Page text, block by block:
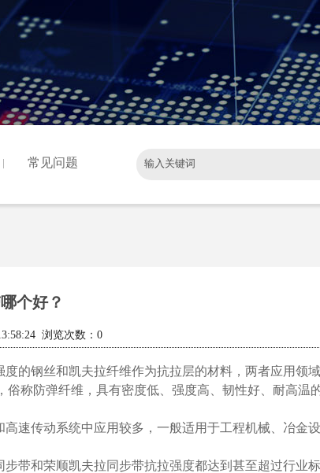
常见问题
个好？
浏览次数： 0
的钢丝和凯夫拉纤维作为抗拉层的材料，两者应用领域
称防弹纤维，具有密度低、强度高、韧性好、耐高温
速传动系统中应用较多，一般适用于工程机械、冶金
带和荣顺凯夫拉同步带抗拉强度都达到甚至超过行业